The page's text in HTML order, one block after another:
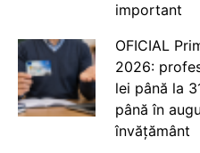
important
OFICIAL
2026:
lei până la
până în
învățământ